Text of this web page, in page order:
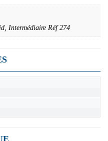
Intermédiaire Réf 274